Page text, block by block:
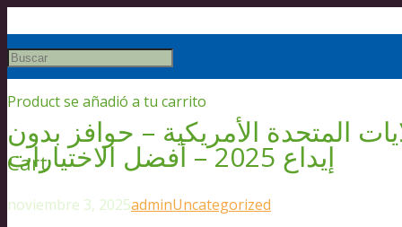
Productse añadió a tu carrito
Cart
المتحدة الأمريكية – حوافز بدون
إيداع 2025 – أفضل الاختيارات
noviembre 3, 2025adminUncategorized